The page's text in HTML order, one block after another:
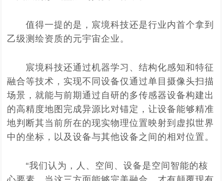
值得一提的是，宸境科技还是行业内首个拿到
乙级测绘资质的元宇宙企业。
宸境科技还通过机器学习、结构化感知和特征
融合等技术，实现不同设备仅通过单目摄像头扫描
场景，就能与前期通过自研的多传感器设备构建出
的高精度地图完成异源比对锚定，让设备能够精准
地判断其当前所在的现实物理位置映射到虚拟世界
中的坐标，以及设备与其他设备之间的相对位置。
“我们认为，人、空间、设备是空间智能的核